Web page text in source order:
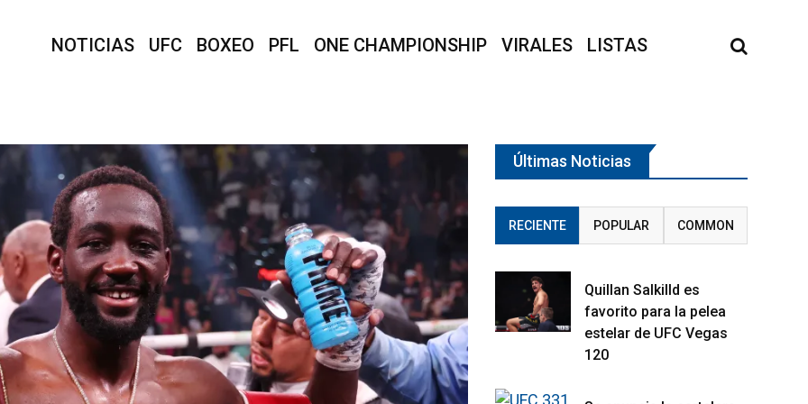
NOTICIAS UFC BOXEO PFL ONE CHAMPIONSHIP VIRALES LISTAS
Últimas Noticias
RECIENTE POPULAR COMMON
Quillan Salkilld es
favorito para la pelea
estelar de UFC Vegas
120